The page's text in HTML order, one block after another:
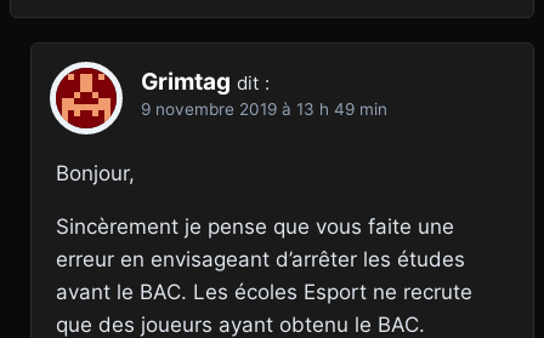
Grimtag dit :
9 novembre 2019 à 13 h 49 min
Bonjour,
Sincèrement je pense que vous faite une
erreur en envisageant d’arrêter les études
avant le BAC. Les écoles Esport ne recrute
que des joueurs ayant obtenu le BAC.